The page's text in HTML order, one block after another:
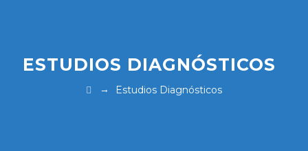
ESTUDIOS DIAGNÓSTICOS
→ Estudios Diagnósticos